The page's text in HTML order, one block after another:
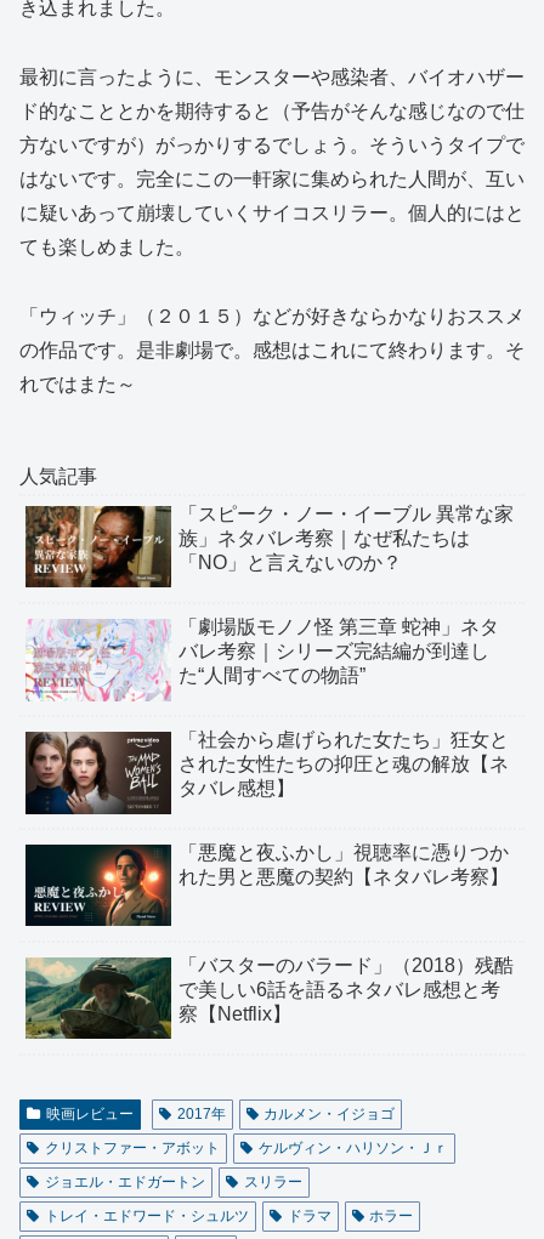
き込まれました。
最初に言ったように、モンスターや感染者、バイオハザー
ド的なこととかを期待すると（予告がそんな感じなので仕
方ないですが）がっかりするでしょう。そういうタイプで
はないです。完全にこの一軒家に集められた人間が、互い
に疑いあって崩壊していくサイコスリラー。個人的にはと
ても楽しめました。
「ウィッチ」（２０１５）などが好きならかなりおススメ
の作品です。是非劇場で。感想はこれにて終わります。そ
れではまた～
人気記事
「スピーク・ノー・イーブル 異常な家
族」ネタバレ考察｜なぜ私たちは
「NO」と言えないのか？
「劇場版モノノ怪 第三章 蛇神」ネタ
バレ考察｜シリーズ完結編が到達し
た“人間すべての物語”
「社会から虐げられた女たち」狂女と
された女性たちの抑圧と魂の解放【ネ
タバレ感想】
「悪魔と夜ふかし」視聴率に憑りつか
れた男と悪魔の契約【ネタバレ考察】
「バスターのバラード」（2018）残酷
で美しい6話を語るネタバレ感想と考
察【Netflix】
映画レビュー 2017年
カルメン・イジョゴ
クリストファー・アボット
ケルヴィン・ハリソン・Ｊｒ
ジョエル・エドガートン
スリラー
トレイ・エドワード・シュルツ
ドラマ
ホラー